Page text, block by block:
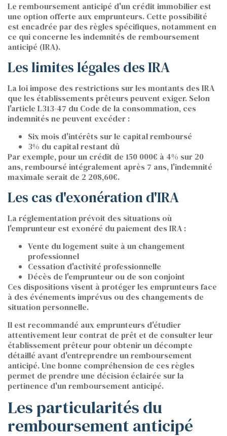
Le remboursement anticipé d'un crédit immobilier est
une option offerte aux emprunteurs. Cette possibilité
est encadrée par des règles spécifiques, notamment en
ce qui concerne les indemnités de remboursement
anticipé (IRA).
Les limites légales des IRA
La loi impose des restrictions sur les montants des IRA
que les établissements prêteurs peuvent exiger. Selon
l'article L313-47 du Code de la consommation, ces
indemnités ne peuvent excéder :
Six mois d'intérêts sur le capital remboursé
3% du capital restant dû
Par exemple, pour un crédit de 150 000€ à 4% sur 20
ans, remboursé intégralement après 7 ans, l'indemnité
maximale serait de 2 208,60€.
Les cas d'exonération d'IRA
La réglementation prévoit des situations où
l'emprunteur est exonéré du paiement des IRA :
Vente du logement suite à un changement
professionnel
Cessation d'activité professionnelle
Décès de l'emprunteur ou de son conjoint
Ces dispositions visent à protéger les emprunteurs face
à des événements imprévus ou des changements de
situation personnelle.
Il est recommandé aux emprunteurs d'étudier
attentivement leur contrat de prêt et de consulter leur
établissement prêteur pour obtenir un décompte
détaillé avant d'entreprendre un remboursement
anticipé. Une bonne compréhension de ces règles
permet de prendre une décision éclairée sur la
pertinence d'un remboursement anticipé.
Les particularités du
remboursement anticipé